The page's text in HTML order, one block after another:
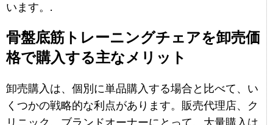
います。.
骨盤底筋トレーニングチェアを卸売価
格で購入する主なメリット
卸売購入は、個別に単品購入する場合と比べて、い
くつかの戦略的な利点があります。販売代理店、ク